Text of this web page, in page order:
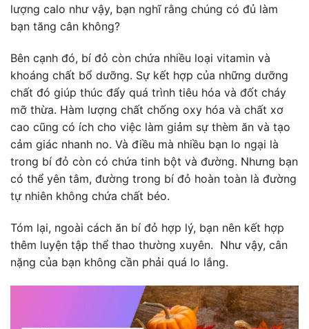
lượng calo như vậy, bạn nghĩ rằng chúng có đủ làm
bạn tăng cân không?
Bên cạnh đó, bí đỏ còn chứa nhiều loại vitamin và
khoáng chất bổ dưỡng. Sự kết hợp của những dưỡng
chất đó giúp thúc đẩy quá trình tiêu hóa và đốt cháy
mỡ thừa. Hàm lượng chất chống oxy hóa và chất xơ
cao cũng có ích cho việc làm giảm sự thèm ăn và tạo
cảm giác nhanh no. Và điều mà nhiều bạn lo ngại là
trong bí đỏ còn có chứa tinh bột và đường. Nhưng bạn
có thể yên tâm, đường trong bí đỏ hoàn toàn là đường
tự nhiên không chứa chất béo.
Tóm lại, ngoài cách ăn bí đỏ hợp lý, bạn nên kết hợp
thêm luyện tập thể thao thường xuyên. Như vậy, cân
nặng của bạn không cần phải quá lo lắng.